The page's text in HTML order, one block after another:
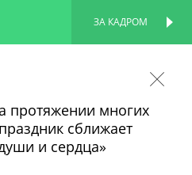
ЗА КАДРОМ
протяжении многих
сближает
и сердца»
ПЕРСОНАЛЬНАЯ